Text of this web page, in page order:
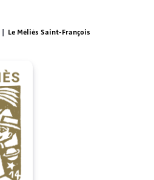
Le Méliès Saint-François